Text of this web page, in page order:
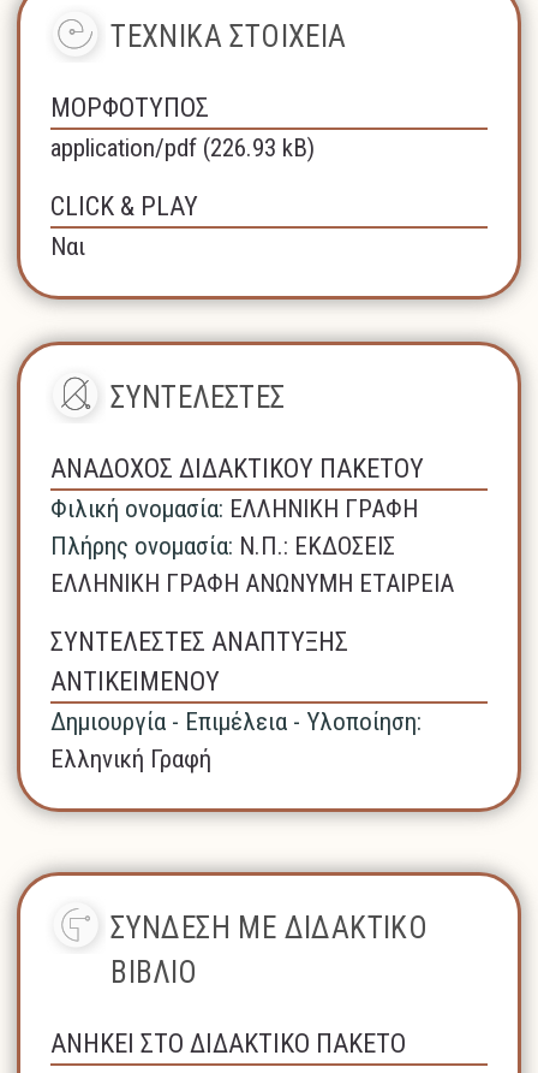
ΤΕΧΝΙΚΑ ΣΤΟΙΧΕΙΑ
ΜΟΡΦΟΤΥΠΟΣ
application/pdf (226.93 kB)
CLICK & PLAY
Ναι
ΣΥΝΤΕΛΕΣΤΕΣ
ΑΝΑΔΟΧΟΣ ΔΙΔΑΚΤΙΚΟΥ ΠΑΚΕΤΟΥ
Φιλική ονομασία: ΕΛΛΗΝΙΚΗ ΓΡΑΦΗ
Πλήρης ονομασία: N.Π.: ΕΚΔΟΣΕΙΣ
ΕΛΛΗΝΙΚΗ ΓΡΑΦΗ ΑΝΩΝΥΜΗ ΕΤΑΙΡΕΙΑ
ΣΥΝΤΕΛΕΣΤΕΣ ΑΝΑΠΤΥΞΗΣ
ΑΝΤΙΚΕΙΜΕΝΟΥ
Δημιουργία - Επιμέλεια - Υλοποίηση:
Ελληνική Γραφή
ΣΥΝΔΕΣΗ ΜΕ ΔΙΔΑΚΤΙΚΟ
ΒΙΒΛΙΟ
ΑΝΗΚΕΙ ΣΤΟ ΔΙΔΑΚΤΙΚΟ ΠΑΚΕΤΟ